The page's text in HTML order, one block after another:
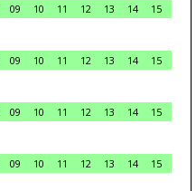
09 10 11 12 13 14
15
09 10 11 12 13 14
15
09 10 11 12 13 14
15
09 10 11 12 13 14
15